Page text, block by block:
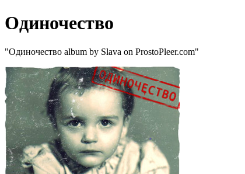
Одиночество
"Одиночество album by Slava on ProstoPleer.com"